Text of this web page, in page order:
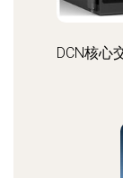
DCN核心